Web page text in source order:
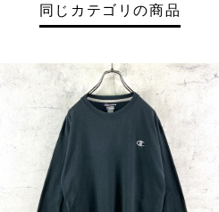
同じカテゴリの商品